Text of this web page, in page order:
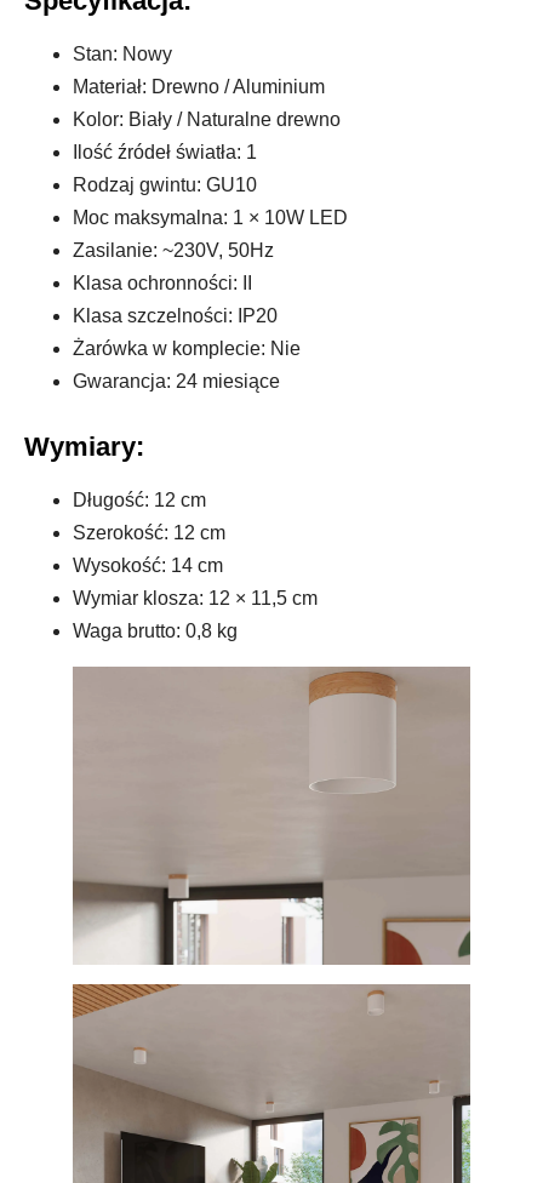
Stan: Nowy
Materiał: Drewno / Aluminium
Kolor: Biały / Naturalne drewno
Ilość źródeł światła: 1
Rodzaj gwintu: GU10
Moc maksymalna: 1 × 10W LED
Zasilanie: ~230V, 50Hz
Klasa ochronności: II
Klasa szczelności: IP20
Żarówka w komplecie: Nie
Gwarancja: 24 miesiące
Wymiary:
Długość: 12 cm
Szerokość: 12 cm
Wysokość: 14 cm
Wymiar klosza: 12 × 11,5 cm
Waga brutto: 0,8 kg